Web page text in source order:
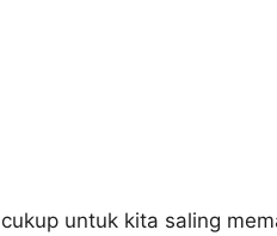
untuk kita saling